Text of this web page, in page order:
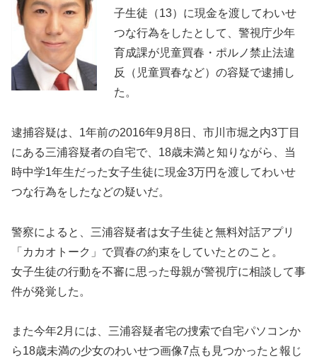
子生徒（13）に現金を渡してわいせ
つな行為をしたとして、警視庁少年
育成課が児童買春・ポルノ禁止法違
反（児童買春など）の容疑で逮捕し
た。
逮捕容疑は、1年前の2016年9月8日、市川市堀之内3丁目
にある三浦容疑者の自宅で、18歳未満と知りながら、当
時中学1年生だった女子生徒に現金3万円を渡してわいせ
つな行為をしたなどの疑いだ。
警察によると、三浦容疑者は女子生徒と無料対話アプリ
「カカオトーク」で買春の約束をしていたとのこと。
女子生徒の行動を不審に思った母親が警視庁に相談して事
件が発覚した。
また今年2月には、三浦容疑者宅の捜索で自宅パソコンか
ら18歳未満の少女のわいせつ画像7点も見つかったと報じ